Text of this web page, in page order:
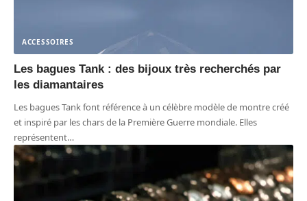
ACCESSOIRES
Les bagues Tank : des bijoux très recherchés par
les diamantaires
Les bagues Tank font référence à un célèbre modèle de montre créé
et inspiré par les chars de la Première Guerre mondiale. Elles
représentent…